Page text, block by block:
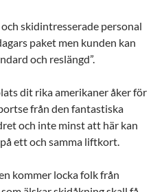
skidintresserade personal
paket men kunden kan
och reslängd”.
dit rika amerikaner åker för
från den fantastiska
och inte minst att här kan
ett och samma liftkort.
kommer locka folk från